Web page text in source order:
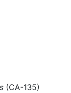
(CA-135)